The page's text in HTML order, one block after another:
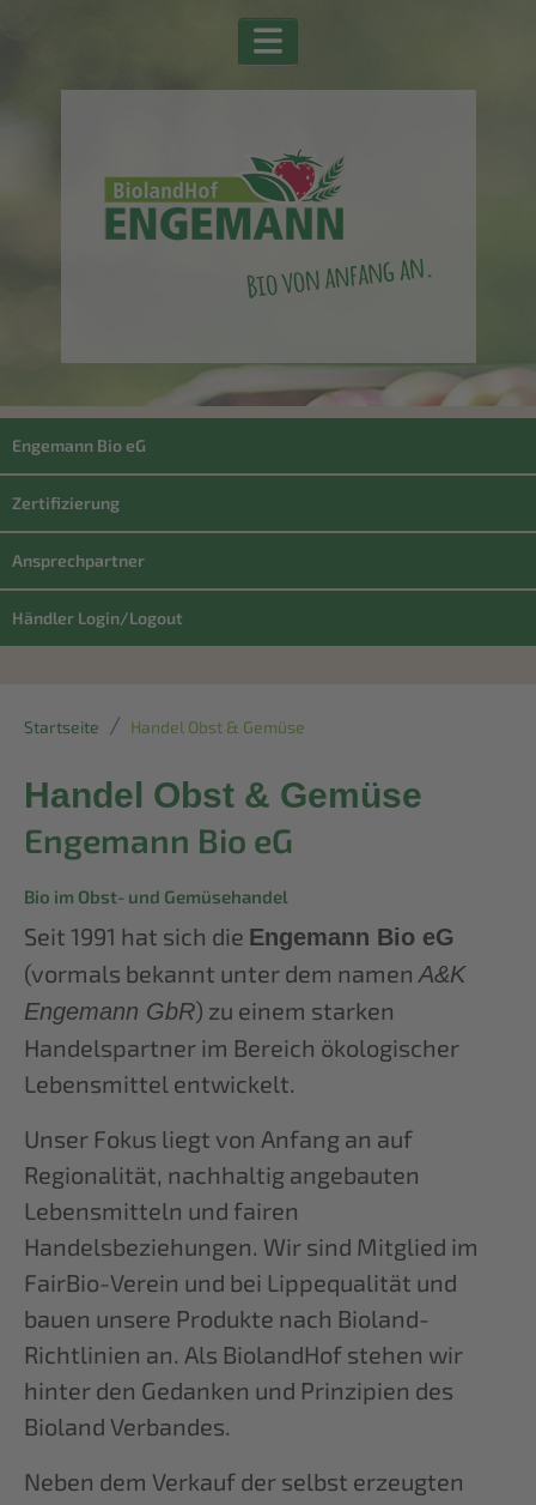
Engemann Bio eG
Zertifizierung
Ansprechpartner
Händler Login/Logout
Startseite Handel Obst & Gemüse
Handel Obst & Gemüse
Engemann Bio eG
Bio im Obst- und Gemüsehandel
Seit 1991 hat sich die Engemann Bio eG
(vormals bekannt unter dem namen A&K
Engemann GbR) zu einem starken
Handelspartner im Bereich ökologischer
Lebensmittel entwickelt.
Unser Fokus liegt von Anfang an auf
Regionalität, nachhaltig angebauten
Lebensmitteln und fairen
Handelsbeziehungen. Wir sind Mitglied im
FairBio-Verein und bei Lippequalität und
bauen unsere Produkte nach Bioland-
Richtlinien an. Als BiolandHof stehen wir
hinter den Gedanken und Prinzipien des
Bioland Verbandes.
Neben dem Verkauf der selbst erzeugten